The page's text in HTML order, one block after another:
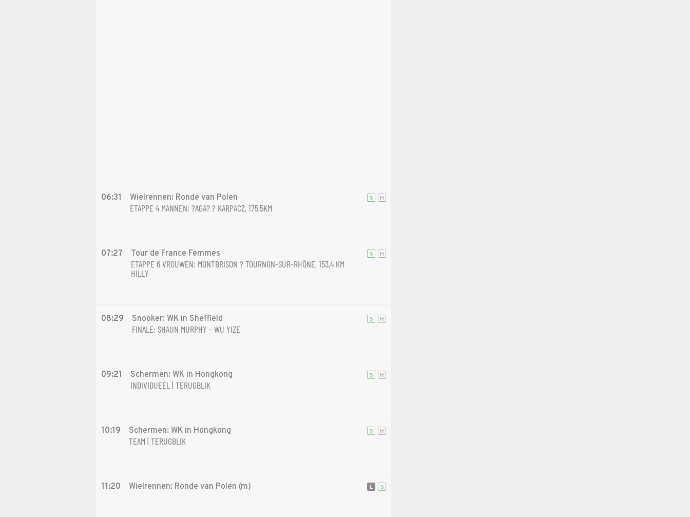
06:31 Wielrennen: Ronde van Polen
ETAPPE 4 MANNEN: ?AGA? ? KARPACZ, 175,5KM
S H
07:27 Tour de France Femmes
ETAPPE 6 VROUWEN: MONTBRISON ? TOURNON-SUR-RHÔNE, 153,4 KM
HILLY
S H
08:29 Snooker: WK in Sheffield
FINALE: SHAUN MURPHY - WU YIZE
S H
09:21 Schermen: WK in Hongkong
INDIVIDUEEL | TERUGBLIK
S H
10:19 Schermen: WK in Hongkong
TEAM | TERUGBLIK
S H
11:20 Wielrennen: Ronde van Polen (m) L S